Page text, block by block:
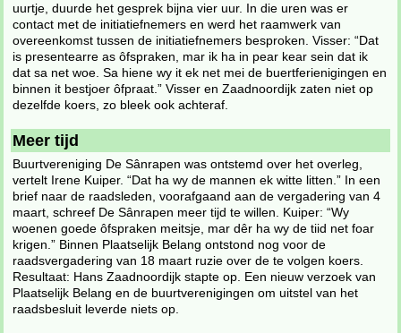
uurtje, duurde het gesprek bijna vier uur. In die uren was er
contact met de initiatiefnemers en werd het raamwerk van
overeenkomst tussen de initiatiefnemers besproken. Visser: “Dat
is presentearre as ôfspraken, mar ik ha in pear kear sein dat ik
dat sa net woe. Sa hiene wy it ek net mei de buertferienigingen en
binnen it bestjoer ôfpraat.” Visser en Zaadnoordijk zaten niet op
dezelfde koers, zo bleek ook achteraf.
Meer tijd
Buurtvereniging De Sânrapen was ontstemd over het overleg,
vertelt Irene Kuiper. “Dat ha wy de mannen ek witte litten.” In een
brief naar de raadsleden, voorafgaand aan de vergadering van 4
maart, schreef De Sânrapen meer tijd te willen. Kuiper: “Wy
woenen goede ôfspraken meitsje, mar dêr ha wy de tiid net foar
krigen.” Binnen Plaatselijk Belang ontstond nog voor de
raadsvergadering van 18 maart ruzie over de te volgen koers.
Resultaat: Hans Zaadnoordijk stapte op. Een nieuw verzoek van
Plaatselijk Belang en de buurtverenigingen om uitstel van het
raadsbesluit leverde niets op.